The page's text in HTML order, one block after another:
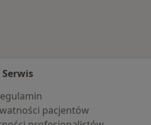
Serwis
pacjentów